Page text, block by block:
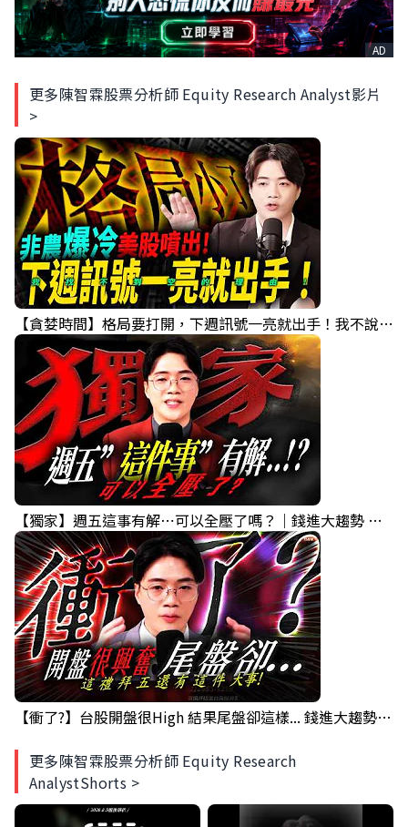
AD
更多陳智霖股票分析師 Equity Research Analyst影片
>
【貪婪時間】格局要打開，下週訊號一亮就出手！我不說的話還真一堆人不知道！｜錢進大趨勢 Mr.智霖 陳 2026/08/08
【獨家】週五這事有解⋯可以全壓了嗎？｜錢進大趨勢 Mr.智霖 陳 2026/08/06
【衝了?】台股開盤很High 結果尾盤卻這樣... 錢進大趨勢 Mr.智霖 陳 2026/08/05
更多陳智霖股票分析師 Equity Research
AnalystShorts >